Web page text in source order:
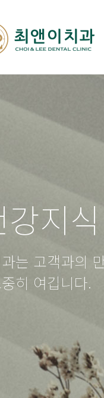
강지식
는 고객과의
히 여깁니다.